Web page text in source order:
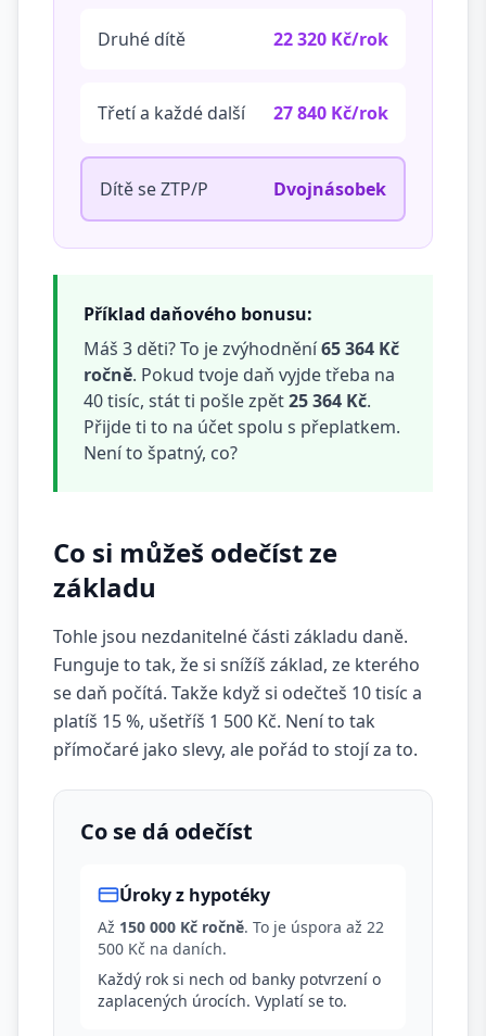
Druhé dítě 22 320 Kč/rok
Třetí a každé další 27 840 Kč/rok
Dítě se ZTP/P Dvojnásobek
Příklad daňového bonusu:
Máš 3 děti? To je zvýhodnění65 364 Kč
ročně. Pokud tvoje daň vyjde třeba na
40 tisíc, stát ti pošle zpět25 364 Kč.
Přijde ti to na účet spolu s přeplatkem.
Není to špatný, co?
Co si můžeš odečíst ze
základu
Tohle jsou nezdanitelné části základu daně.
Funguje to tak, že si snížíš základ, ze kterého
se daň počítá. Takže když si odečteš 10 tisíc a
platíš 15 %, ušetříš 1 500 Kč. Není to tak
přímočaré jako slevy, ale pořád to stojí za to.
Co se dá odečíst
Úroky z hypotéky
Až 150 000 Kč ročně. To je úspora až 22
500 Kč na daních.
Každý rok si nech od banky potvrzení o
zaplacených úrocích. Vyplatí se to.